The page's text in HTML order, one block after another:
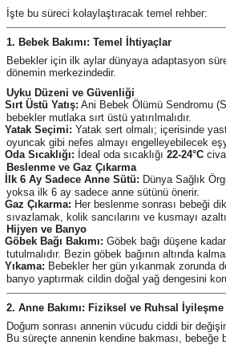
İşte bu süreci kolaylaştıracak temel rehber:
1. Bebek Bakımı: Temel İhtiyaçlar
Bebekler için ilk aylar dünyaya adaptasyon
dönemin merkezindedir.
Uyku Düzeni ve Güvenliği
Sırt Üstü Yatış: Ani Bebek Ölümü Sendromu
bebekler mutlaka sırt üstü yatırılmalıdır.
Yatak Seçimi: Yatak sert olmalı; içerisinde
oyuncak gibi nefes almayı engelleyebilecek
Oda Sıcaklığı: İdeal oda sıcaklığı 22-24°C
Beslenme ve Gaz Çıkarma
İlk 6 Ay Sadece Anne Sütü: Dünya Sağlık
yoksa ilk 6 ay sadece anne sütünü önerir.
Gaz Çıkarma: Her beslenme sonrası bebeği
sıvazlamak, kolik sancılarını ve kusmayı
Hijyen ve Banyo
Göbek Bağı Bakımı: Göbek bağı düşene
tutulmalıdır. Bezin göbek bağının altında
Yıkama: Bebekler her gün yıkanmak zorunda
banyo yaptırmak cildin doğal yağ dengesini
2. Anne Bakımı: Fiziksel ve Ruhsal İyileşme
Doğum sonrası annenin vücudu ciddi bir
Bu süreçte annenin kendine bakması, bebeğe